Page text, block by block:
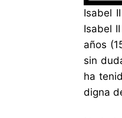
Isabel
Isabel
años
sin
ha
digna